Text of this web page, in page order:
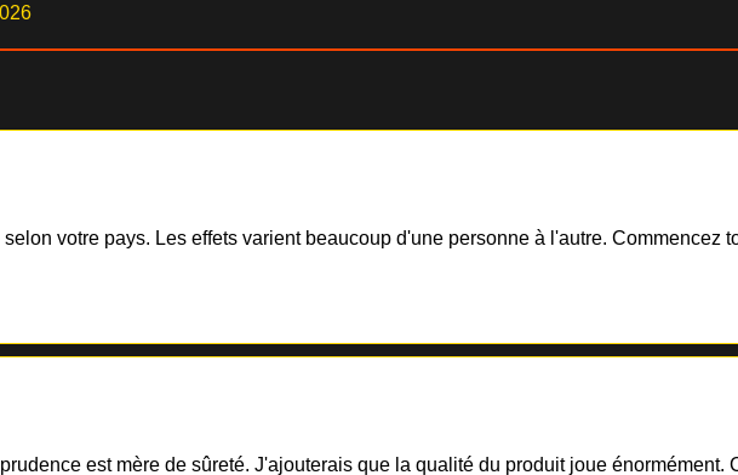
votre pays. Les effets varient beaucoup d'une personne à l'autre. Commencez
est mère de sûreté. J'ajouterais que la qualité du produit joue